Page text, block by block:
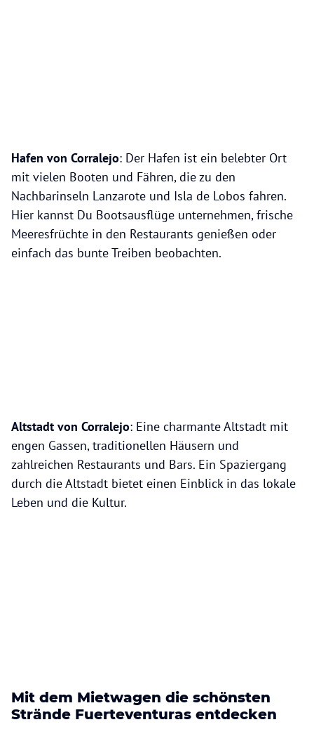
Hafen von Corralejo: Der Hafen ist ein belebter Ort
mit vielen Booten und Fähren, die zu den
Nachbarinseln Lanzarote und Isla de Lobos fahren.
Hier kannst Du Bootsausflüge unternehmen, frische
Meeresfrüchte in den Restaurants genießen oder
einfach das bunte Treiben beobachten.
Altstadt von Corralejo: Eine charmante Altstadt mit
engen Gassen, traditionellen Häusern und
zahlreichen Restaurants und Bars. Ein Spaziergang
durch die Altstadt bietet einen Einblick in das lokale
Leben und die Kultur.
Mit dem Mietwagen die schönsten
Strände Fuerteventuras entdecken